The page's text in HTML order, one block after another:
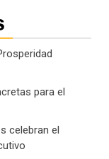
para el
celebran el